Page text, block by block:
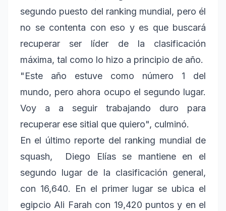
segundo puesto del ranking mundial, pero él
no se contenta con eso y es que buscará
recuperar ser líder de la clasificación
máxima, tal como lo hizo a principio de año.
"Este año estuve como número 1 del
mundo, pero ahora ocupo el segundo lugar.
Voy a a seguir trabajando duro para
recuperar ese sitial que quiero", culminó.
En el último reporte del ranking mundial de
squash, Diego Elías se mantiene en el
segundo lugar de la clasificación general,
con 16,640. En el primer lugar se ubica el
egipcio Ali Farah con 19,420 puntos y en el